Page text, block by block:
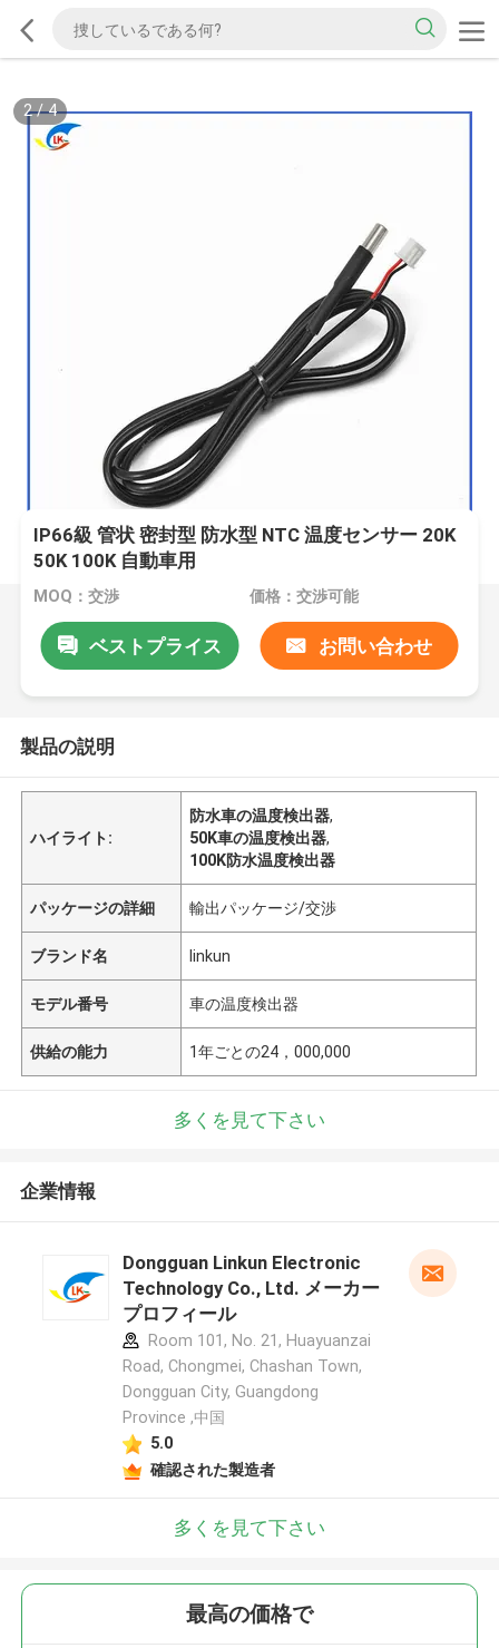
2/4
IP66級 管状 密封型 防水型 NTC 温度センサー 20K
50K 100K 自動車用
MOQ：交渉 価格：交渉可能
ベストプライス お問い合わせ
製品の説明
ハイライト:
防水車の温度検出器,
50K車の温度検出器,
100K防水温度検出器
パッケージの詳細 輸出パッケージ/交渉
ブランド名 linkun
モデル番号 車の温度検出器
供給の能力 1年ごとの24，000,000
多くを見て下さい
企業情報
Dongguan Linkun Electronic
Technology Co., Ltd. メーカー
プロフィール
Room 101, No. 21, Huayuanzai
Road, Chongmei, Chashan Town,
Dongguan City, Guangdong
Province ,中国
5.0
確認された製造者
多くを見て下さい
最高の価格で